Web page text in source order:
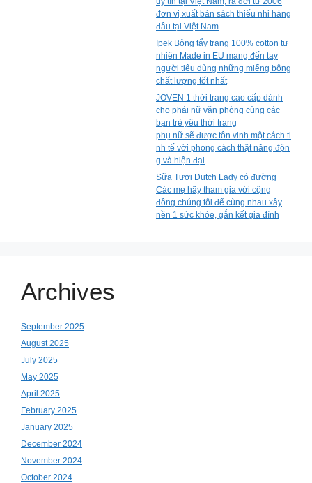
đơn vị xuất bản sách thiếu nhi hàng
đầu tại Việt Nam
Ipek Bông tẩy trang 100% cotton tự
nhiên Made in EU mang đến tay
người tiêu dùng những miếng bông
chất lượng tốt nhất
JOVEN 1 thời trang cao cấp dành
cho phái nữ văn phòng cùng các
bạn trẻ yêu thời trang
phụ nữ sẽ được tôn vinh một cách ti
nh tế với phong cách thật năng độn
g và hiện đại
Sữa Tươi Dutch Lady có đường
Các mẹ hãy tham gia với cộng
đồng chúng tôi để cùng nhau xây
nền 1 sức khỏe, gắn kết gia đình
Archives
September 2025
August 2025
July 2025
May 2025
April 2025
February 2025
January 2025
December 2024
November 2024
October 2024